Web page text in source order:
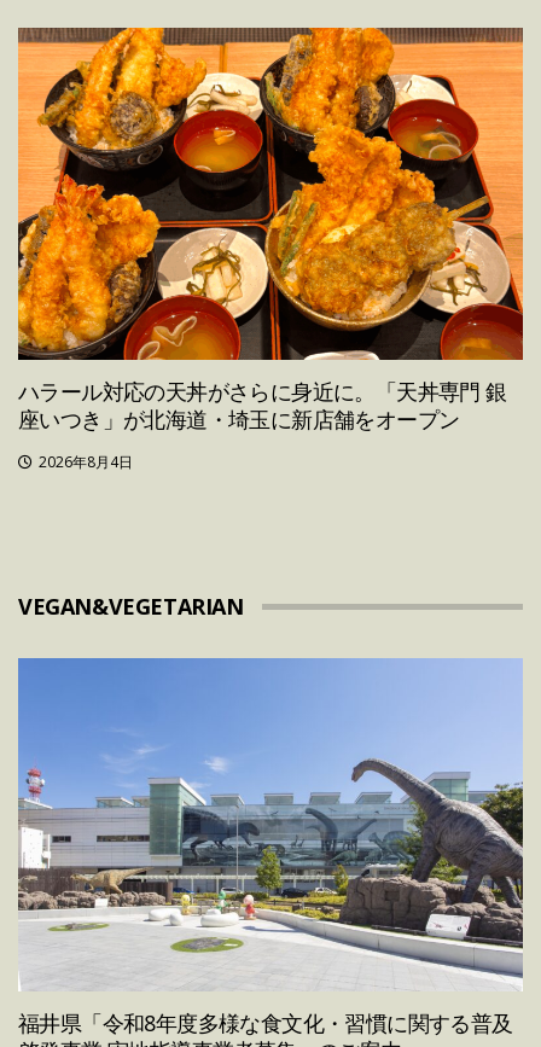
ハラール対応の天丼がさらに身近に。「天丼専門 銀
座いつき」が北海道・埼玉に新店舗をオープン
2026年8月4日
VEGAN&VEGETARIAN
福井県「令和8年度多様な食文化・習慣に関する普及